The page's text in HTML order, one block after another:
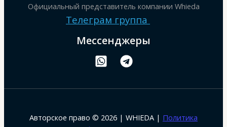
Официальный представитель компании Whieda
Телеграм группа
Мессенджеры
Авторское право © 2026 | WHIEDA | Политика